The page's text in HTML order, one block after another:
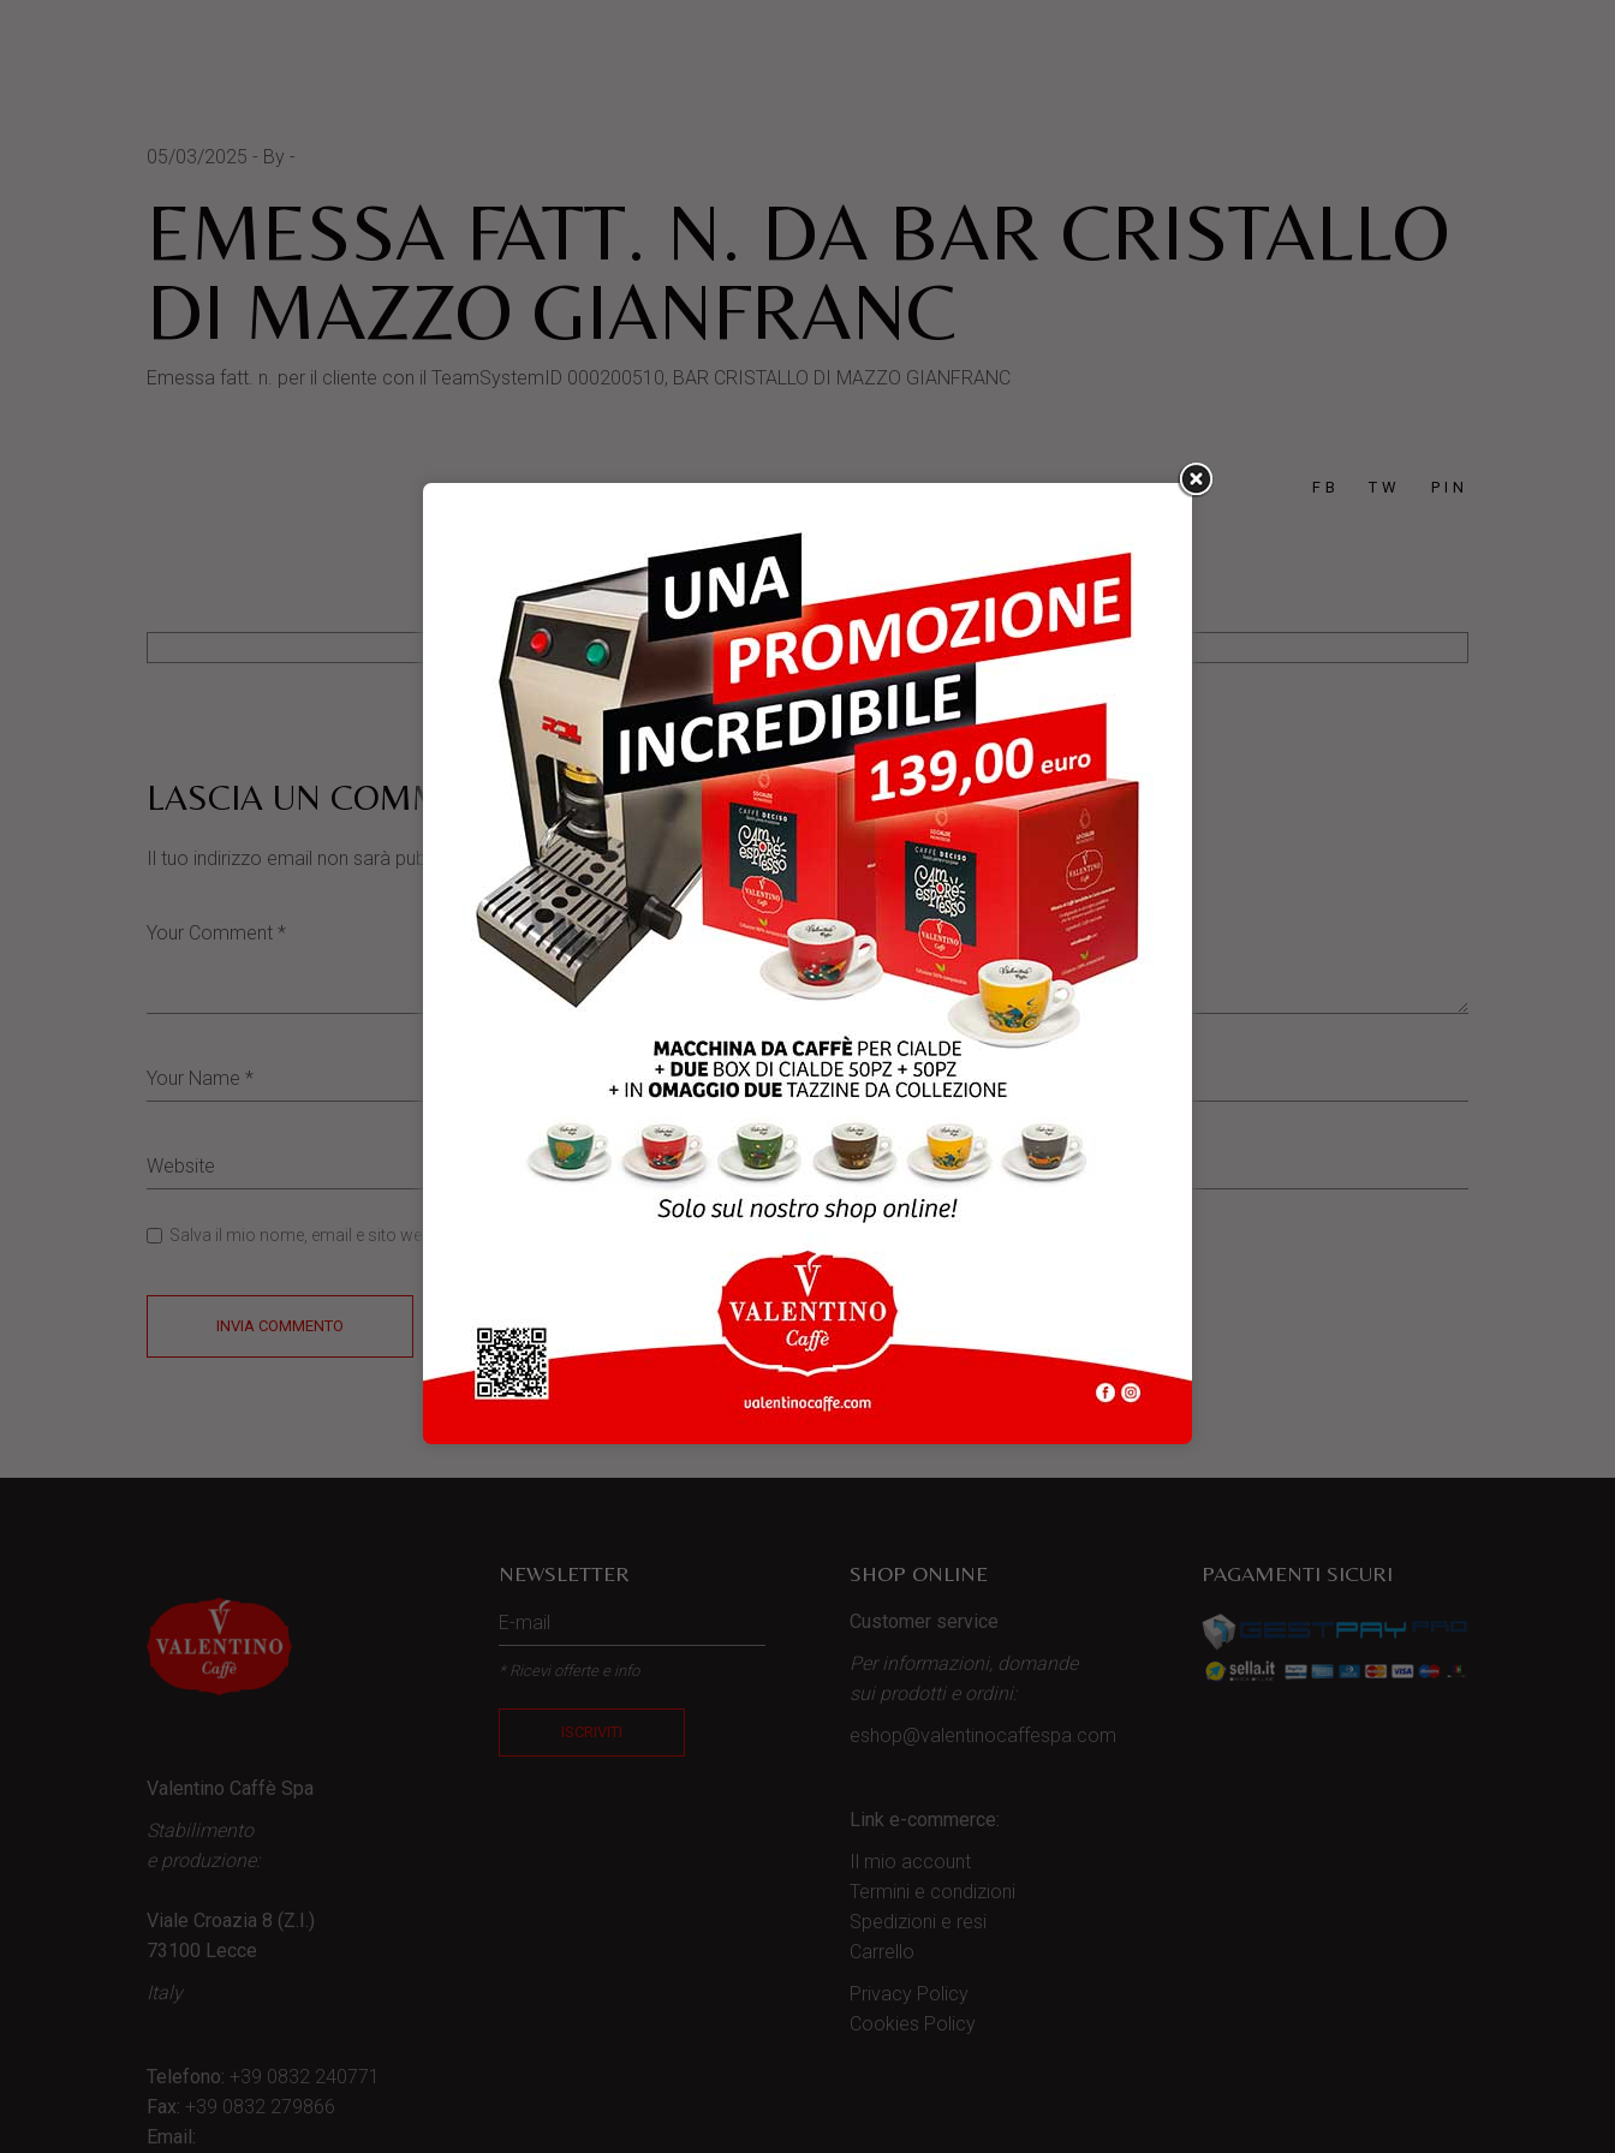
05/03/2025 By
EMESSA FATT. N. DA BAR CRISTALLO
DI MAZZO GIANFRANC
Emessa fatt. n. per il cliente con il TeamSystemID 000200510, BAR CRISTALLO DI MAZZO GIANFRANC
FB TW PIN
LASCIA UN COMMENTO
Il tuo indirizzo email non sarà pubblicato. I campi obbligatori sono contrassegnati
Salva il mio nome, email e sito web in questo browser per la prossima volta che commento.
INVIA COMMENTO
Valentino Caffè Spa
Stabilimento
e produzione:
Viale Croazia 8 (Z.I.)
73100 Lecce
Italy
Telefono: +39 0832 240771
Fax: +39 0832 279866
Email:
NEWSLETTER
* Ricevi offerte e info
ISCRIVITI
SHOP ONLINE
Customer service
Per informazioni, domande
sui prodotti e ordini:
eshop@valentinocaffespa.com
Link e-commerce:
Il mio account
Termini e condizioni
Spedizioni e resi
Carrello
Privacy Policy
Cookies Policy
PAGAMENTI SICURI